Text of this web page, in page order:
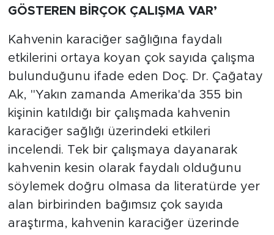
GÖSTEREN BİRÇOK ÇALIŞMA VAR’
Kahvenin karaciğer sağlığına faydalı
etkilerini ortaya koyan çok sayıda çalışma
bulunduğunu ifade eden Doç. Dr. Çağatay
Ak, "Yakın zamanda Amerika'da 355 bin
kişinin katıldığı bir çalışmada kahvenin
karaciğer sağlığı üzerindeki etkileri
incelendi. Tek bir çalışmaya dayanarak
kahvenin kesin olarak faydalı olduğunu
söylemek doğru olmasa da literatürde yer
alan birbirinden bağımsız çok sayıda
araştırma, kahvenin karaciğer üzerinde